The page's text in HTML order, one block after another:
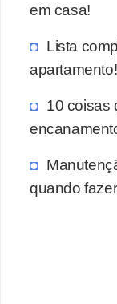
em casa!
Lista
apartamento!
10 coisas
quando